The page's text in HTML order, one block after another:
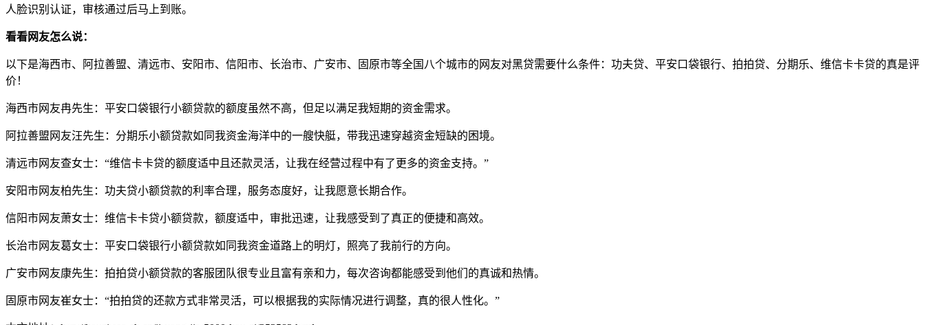
人脸识别认证，审核通过后马上到账。
看看网友怎么说：
以下是海西市、阿拉善盟、清远市、安阳市、信阳市、长治市、广安市、固原市等全国八个城市的网友对黑贷需要什么条件：功夫贷、平安口袋银行、拍拍贷、分期乐、维信卡卡贷的真是评
价！
海西市网友冉先生：平安口袋银行小额贷款的额度虽然不高，但足以满足我短期的资金需求。
阿拉善盟网友汪先生：分期乐小额贷款如同我资金海洋中的一艘快艇，带我迅速穿越资金短缺的困境。
清远市网友查女士：“维信卡卡贷的额度适中且还款灵活，让我在经营过程中有了更多的资金支持。”
安阳市网友柏先生：功夫贷小额贷款的利率合理，服务态度好，让我愿意长期合作。
信阳市网友萧女士：维信卡卡贷小额贷款，额度适中，审批迅速，让我感受到了真正的便捷和高效。
长治市网友葛女士：平安口袋银行小额贷款如同我资金道路上的明灯，照亮了我前行的方向。
广安市网友康先生：拍拍贷小额贷款的客服团队很专业且富有亲和力，每次咨询都能感受到他们的真诚和热情。
固原市网友崔女士：“拍拍贷的还款方式非常灵活，可以根据我的实际情况进行调整，真的很人性化。”